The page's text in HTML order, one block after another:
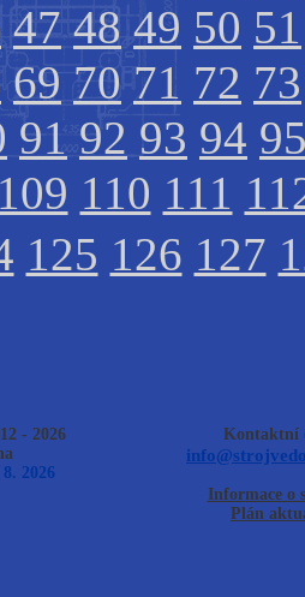
47 48 49 50 51
69 70 71 72 73
91 92 93 94
109 110 111
125 126 127
- 2026
8. 2026
Kontaktní
Informace o
Plán